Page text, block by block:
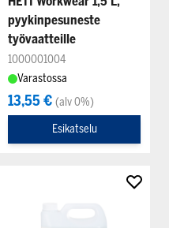
pyykinpesuneste
työvaatteille
1000001004
Varastossa
13,55 € (alv 0%)
Esikatselu